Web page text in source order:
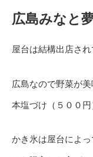
広島みなと
屋台は結構出店され
広島なので野菜が
本塩づけ（５００円
かき氷は屋台によ